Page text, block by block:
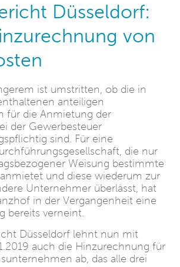
Düsseldorf:
von
ist umstritten, ob die in
anteiligen
für die Anmietung der
der Gewerbesteuer
sind. Für eine
die nur
Weisung bestimmte
und diese wiederum zur
Unternehmer überlässt, hat
in der Vergangenheit eine
bereits verneint.
Düsseldorf lehnt nun mit
auch die Hinzurechnung für
ab, das alle drei